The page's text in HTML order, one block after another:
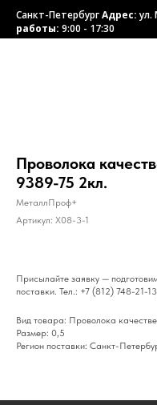
Санкт-ПетербургАдрес:ул.
работы: 9:00 - 17:30
Проволока
9389-75 2кл.
МеталлПроф+
Артикул: X08-3-1
Присылайте заявку —
поставки. Тел.: +7 (812) 748-21-
Вид товара: Проволока
Размер: 0,5
Регион поставки: Санкт-